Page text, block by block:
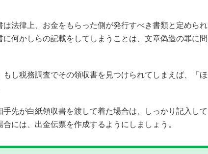
法律上、お金をもらった側が発行すべき書類と定めら
何かしらの記載をしてしまうことは、文章偽造の罪に
し税務調査でその領収書を見つけられてしまえば、「
先が白紙領収書を渡して着た場合は、しっかり記入し
には、出金伝票を作成するようにしましょう。